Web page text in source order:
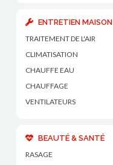
ENTRETIEN MAISON
TRAITEMENT DE L'AIR
CLIMATISATION
CHAUFFE EAU
CHAUFFAGE
VENTILATEURS
BEAUTÉ & SANTÉ
RASAGE